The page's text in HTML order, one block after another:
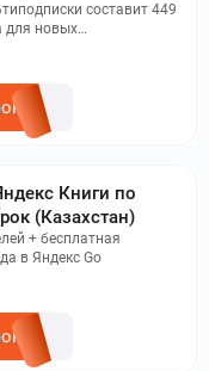
составит 449
для новых
назад по всей
у которых подписка
действует условие: 30
Книги по
(Казахстан)
+ бесплатная
в Яндекс Go